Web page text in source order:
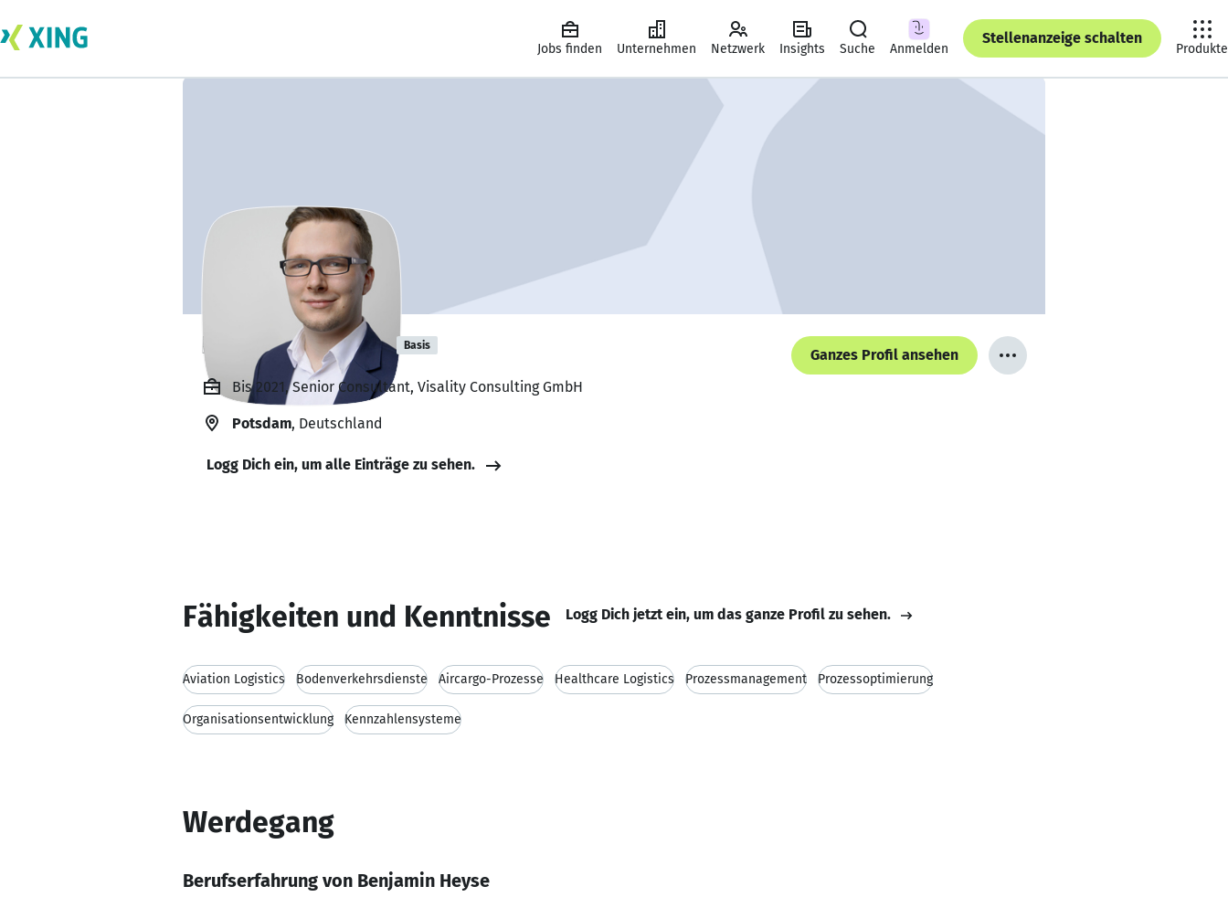
Jobs finden Unternehmen Netzwerk Insights Suche Anmelden
Stellenanzeige schalten
Produkte
Benjamin Heyse Basis
Ganzes Profil ansehen
Bis 2021, Senior Consultant, Visality Consulting GmbH
Potsdam, Deutschland
Logg Dich ein, um alle Einträge zu sehen.
Fähigkeiten und Kenntnisse Logg Dich jetzt ein, um das ganze Profil zu sehen.
Aviation Logistics Bodenverkehrsdienste Aircargo-Prozesse Healthcare Logistics Prozessmanagement Prozessoptimierung
Organisationsentwicklung Kennzahlensysteme
Werdegang
Berufserfahrung von Benjamin Heyse